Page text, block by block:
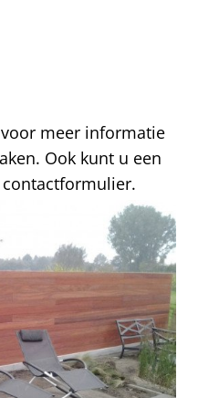
meer informatie
Ook kunt u een